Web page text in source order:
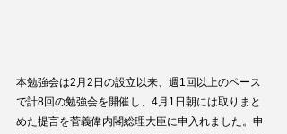
本勉強会は2月2日の設立以来、週1回以上のペース
で計8回の勉強会を開催し、4月1日朝には取りまと
めた提言を菅義偉内閣総理大臣に申入れました。申